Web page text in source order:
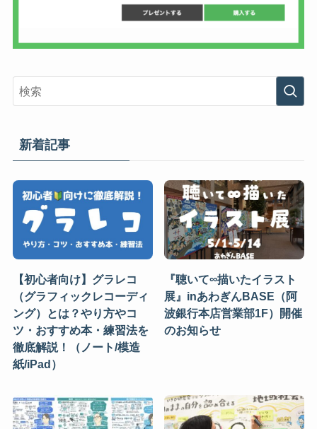
新着記事
【初心者向け】グラレコ
（グラフィックレコーディ
ング）とは？やり方やコ
ツ・おすすめ本・練習法を
徹底解説！（ノート/模造
紙/iPad）
『聴いて∞描いたイラスト
展』inあわぎんBASE（阿
波銀行本店営業部1F）開催
のお知らせ